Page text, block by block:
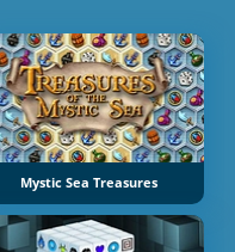
Mystic Sea Treasures